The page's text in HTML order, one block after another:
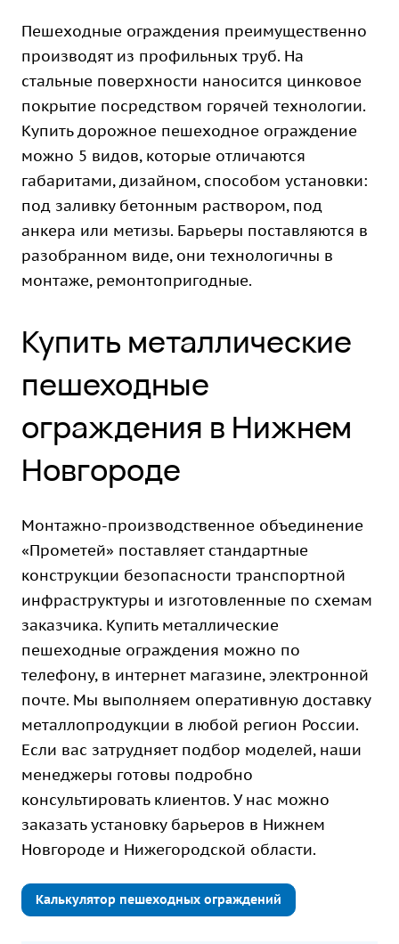
Пешеходные ограждения преимущественно
производят из профильных труб. На
стальные поверхности наносится цинковое
покрытие посредством горячей технологии.
Купить дорожное пешеходное ограждение
можно 5 видов, которые отличаются
габаритами, дизайном, способом установки:
под заливку бетонным раствором, под
анкера или метизы. Барьеры поставляются в
разобранном виде, они технологичны в
монтаже, ремонтопригодные.
Купить металлические
пешеходные
ограждения в Нижнем
Новгороде
Монтажно-производственное объединение
«Прометей» поставляет стандартные
конструкции безопасности транспортной
инфраструктуры и изготовленные по схемам
заказчика. Купить металлические
пешеходные ограждения можно по
телефону, в интернет магазине, электронной
почте. Мы выполняем оперативную доставку
металлопродукции в любой регион России.
Если вас затрудняет подбор моделей, наши
менеджеры готовы подробно
консультировать клиентов. У нас можно
заказать установку барьеров в Нижнем
Новгороде и Нижегородской области.
Калькулятор пешеходных ограждений